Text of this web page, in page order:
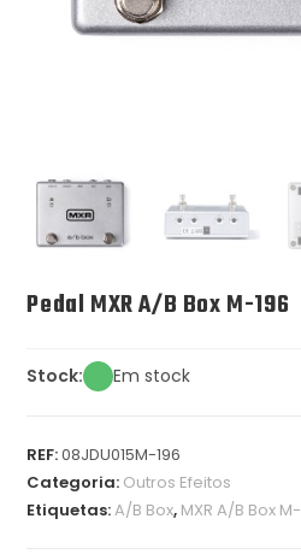
Pedal MXR A/B Box M-196
Stock: Em stock
REF:08JDU015M-196
Categoria: Outros Efeitos
Etiquetas:A/B Box, MXR A/B Box